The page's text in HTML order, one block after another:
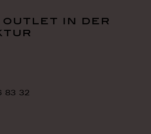
outlet in der
83 32